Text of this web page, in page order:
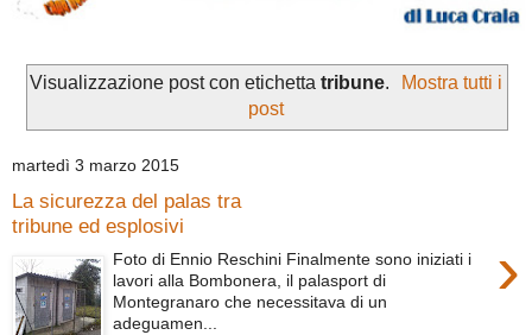
Visualizzazione post con etichetta tribune.
Mostra tutti i
post
martedì 3 marzo 2015
La sicurezza del palas tra
tribune ed esplosivi
›
Foto di Ennio Reschini Finalmente sono iniziati i
lavori alla Bombonera, il palasport di
Montegranaro che necessitava di un
adeguamen...